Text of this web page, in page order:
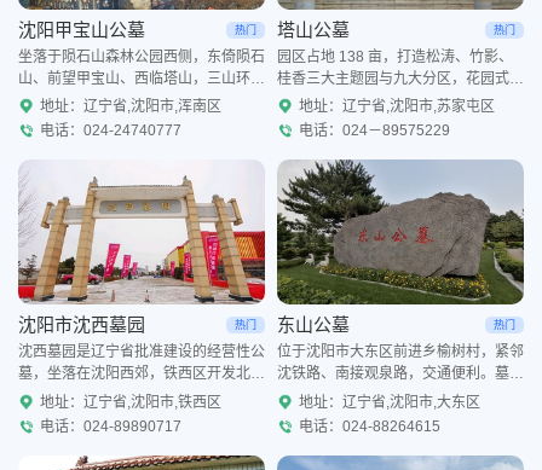
沈阳甲宝山公墓 热门
坐落于陨石山森林公园西侧，东倚陨石
山、前望甲宝山、西临塔山，三山环
抱、坐北朝南，山间溪流环绕汇入太子
河，山林繁茂、紫土肥沃，自然环境静
谧清幽。园区规划八大吉祥主
地址：辽宁省,沈阳市,浑南区
电话：024-24740777
塔山公墓 热门
园区占地 138 亩，打造松涛、竹影、
桂香三大主题园与九大分区，花园式园
林布局整洁雅致；墓型覆盖普惠传统立
碑、定制艺术墓、家族合葬墓，配套壁
葬、树葬等节地生态葬
地址：辽宁省,沈阳市,苏家屯区
电话：024－89575229
沈阳市沈西墓园 热门
沈西墓园是辽宁省批准建设的经营性公
墓，坐落在沈阳西郊，铁西区开发北六
号路附近，墓园地势平坦，绿意盎然，
幽静祥和。2019年沈西墓园进行了资
产重组，进行全面升级改
地址：辽宁省,沈阳市,铁西区
电话：024-89890717
东山公墓 热门
位于沈阳市大东区前进乡榆树村，紧邻
沈铁路、南接观泉路，交通便利。墓区
规划建设墓穴四万个。是沈阳市安葬量
最大的墓园之一。沈阳东山墓园所在地
为长白山余脉，在整个长白
地址：辽宁省,沈阳市,大东区
电话：024-88264615